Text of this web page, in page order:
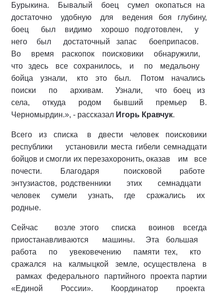
Бурыкина. Бывалый боец сумел окопаться на
достаточно удобную для ведения боя глубину,
боец был видимо хорошо подготовлен, у
него был достаточный запас боеприпасов.
Во время раскопок поисковики обнаружили,
что здесь все сохранилось, и по медальону
бойца узнали, кто это был. Потом начались
поиски по архивам. Узнали, что боец из
села, откуда родом бывший премьер В.
Черномырдин.», - рассказал Игорь Кравчук.
Всего из списка в двести человек поисковики
республики установили места гибели семнадцати
бойцов и смогли их перезахоронить, оказав им все
почести. Благодаря поисковой работе
энтузиастов, родственники этих семнадцати
человек сумели узнать, где сражались их
родные.
Сейчас возле этого списка воинов всегда
приостанавливаются машины. Эта большая
работа по увековечению памяти тех, кто
сражался на калмыцкой земле, осуществлена в
рамках федерального партийного проекта партии
«Единой России». Координатор проекта